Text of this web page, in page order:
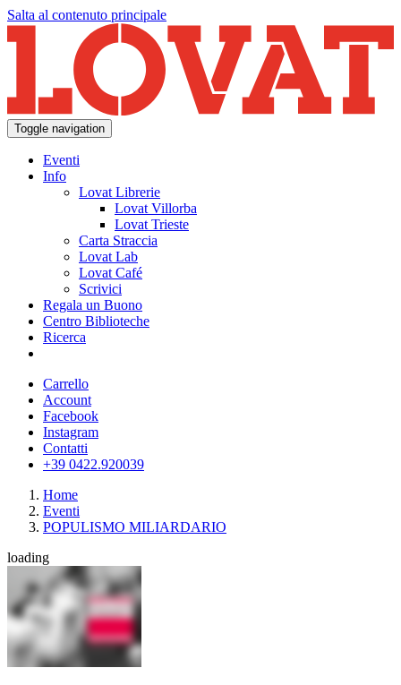
Salta al contenuto principale
Toggle navigation
Eventi
Info
Lovat Librerie
Lovat Villorba
Lovat Trieste
Carta Straccia
Lovat Lab
Lovat Café
Scrivici
Regala un Buono
Centro Biblioteche
Ricerca
Carrello
Account
Facebook
Instagram
Contatti
+39 0422.920039
Home
Eventi
POPULISMO MILIARDARIO
loading